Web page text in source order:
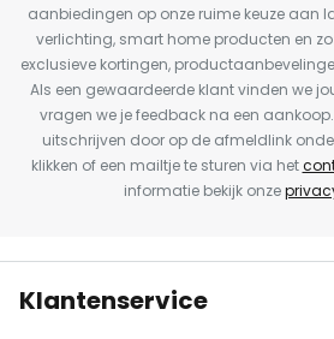
aanbiedingen op onze ruime keuze aan
verlichting, smart home producten en
exclusieve kortingen,
Als een gewaardeerde klant vinden we
vragen we je feedback na een
uitschrijven door op de afmeldlink
klikken of een mailtje te sturen via het
informatie bekijk onze
Klantenservice